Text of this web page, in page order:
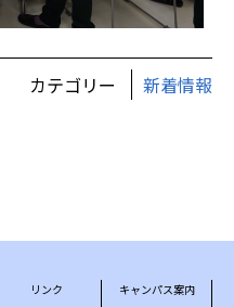
カテゴリー 新着情報
リンク キャンパス案内